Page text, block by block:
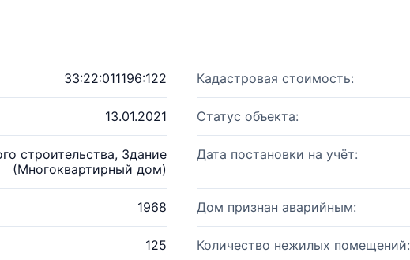
33:22:011196:122 Кадастровая стоимость:
13.01.2021 Статус объекта:
строительства, Здание
(Многоквартирный дом)
Дата постановки на учёт:
1968 Дом признан аварийным:
125 Количество нежилых помещений: